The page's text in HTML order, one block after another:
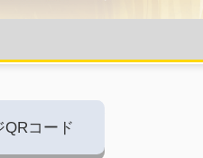
QRコード